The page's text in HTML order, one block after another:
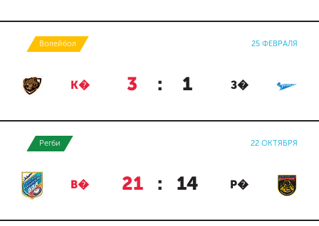
Волейбол 25 ФЕВРАЛЯ
К� 3 : 1 З�
Регби 22 ОКТЯБРЯ
В� 21 : 14 Р�